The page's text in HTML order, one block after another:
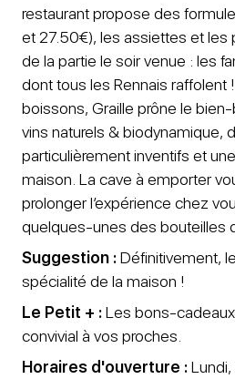
restaurant propose des
et 27.50€), les assiettes et les
de la partie le soir venue : les
dont tous les Rennais raffolent
boissons, Graille prône le
vins naturels & biodynamique,
particulièrement inventifs et
maison. La cave à emporter
prolonger l’expérience chez
quelques-unes des bouteilles
Suggestion :Définitivement,
spécialité de la maison !
Le Petit + :Les bons-
convivial à vos proches.
Horaires d'ouverture :Lundi,